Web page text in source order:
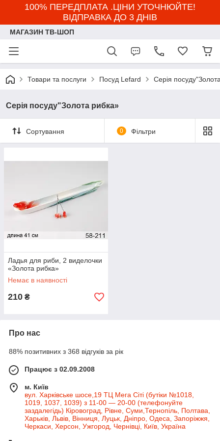
100% ПЕРЕДПЛАТА .ЦІНИ УТОЧНЮЙТЕ!
ВІДПРАВКА ДО 3 ДНІВ
МАГАЗИН ТВ-ШОП
Товари та послуги Посуд Lefard Серія
Серія посуду"Золота рибка»
Сортування 0 Фільтри
Ладья для риби, 2 виделочки
«Золота рибка»
Немає в наявності
210 ₴
Про нас
88% позитивних з 368 відгуків за рік
Працює з 02.09.2008
м. Київ
вул. Харківське шосе,19 ТЦ Мега Сіті (бутіки №1018,
1019, 1037, 1039) з 11-00 — 20-00 (телефонуйте
заздалегідь) Кіровоград, Рівне, Суми,Тернопіль, Полтава,
Харьків, Львів, Вінниця, Луцьк, Дніпро, Одеса, Запоріжжя,
Черкаси, Херсон, Ужгород, Чернівці, Київ, Україна